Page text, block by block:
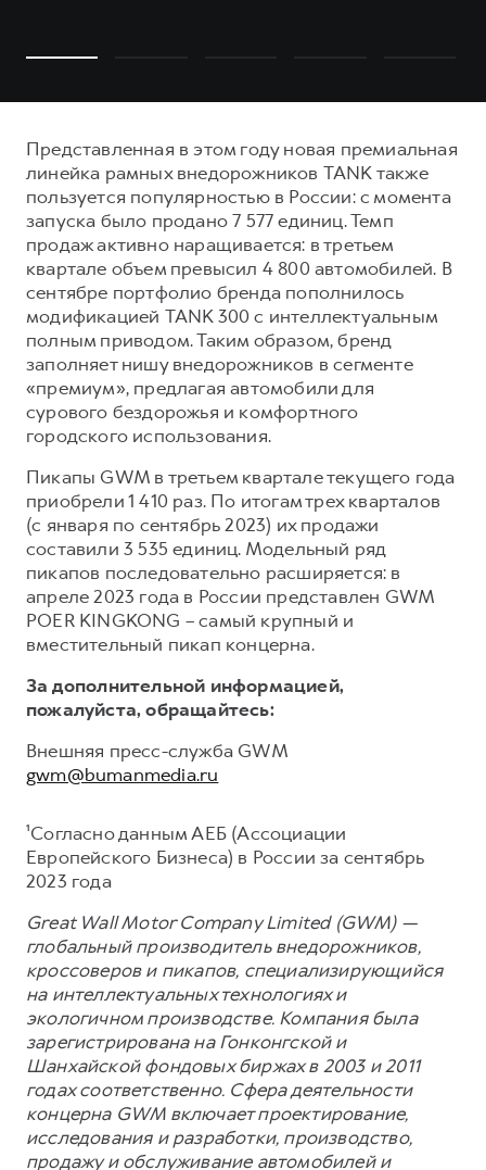
Представленная в этом году новая премиальная
линейка рамных внедорожников TANK также
пользуется популярностью в России: с момента
запуска было продано 7 577 единиц. Темп
продаж активно наращивается: в третьем
квартале объем превысил 4 800 автомобилей. В
сентябре портфолио бренда пополнилось
модификацией TANK 300 с интеллектуальным
полным приводом. Таким образом, бренд
заполняет нишу внедорожников в сегменте
«премиум», предлагая автомобили для
сурового бездорожья и комфортного
городского использования.
Пикапы GWM в третьем квартале текущего года
приобрели 1 410 раз. По итогам трех кварталов
(с января по сентябрь 2023) их продажи
составили 3 535 единиц. Модельный ряд
пикапов последовательно расширяется: в
апреле 2023 года в России представлен GWM
POER KINGKONG – самый крупный и
вместительный пикап концерна.
За дополнительной информацией,
пожалуйста, обращайтесь:
Внешняя пресс-служба GWM
gwm@bumanmedia.ru
¹Согласно данным АЕБ (Ассоциации
Европейского Бизнеса) в России за сентябрь
2023 года
Great Wall Motor Company Limited (GWM) —
глобальный производитель внедорожников,
кроссоверов и пикапов, специализирующийся
на интеллектуальных технологиях и
экологичном производстве. Компания была
зарегистрирована на Гонконгской и
Шанхайской фондовых биржах в 2003 и 2011
годах соответственно. Сфера деятельности
концерна GWM включает проектирование,
исследования и разработки, производство,
продажу и обслуживание автомобилей и